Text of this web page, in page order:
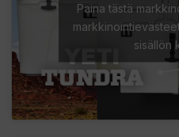
Paina tästä
sisällön